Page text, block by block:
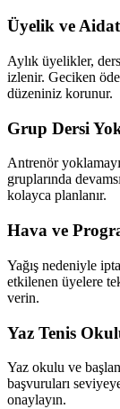
Üyelik ve
Aylık üyelikler,
izlenir. Geciken
düzeniniz korunur.
Grup Dersi
Antrenör
gruplarında
kolayca planlanır.
Hava ve
Yağış nedeniyle
etkilenen üyelere
verin.
Yaz Tenis
Yaz okulu ve
başvuruları
onaylayın.